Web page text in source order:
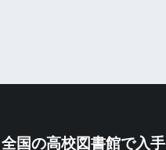
国の高校図書館で入手